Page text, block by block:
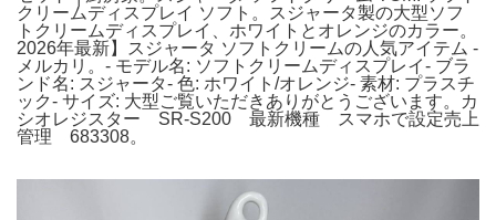
クリームディスプレイ ソフト。スジャータ製の大型ソフ
トクリームディスプレイ、ホワイトとオレンジのカラー。
2026年最新】スジャータ ソフトクリームの人気アイテム -
メルカリ。- モデル名: ソフトクリームディスプレイ- ブラ
ンド名: スジャータ- 色: ホワイト/オレンジ- 素材: プラスチ
ック- サイズ: 大型ご覧いただきありがとうございます。カ
シオレジスター SR-S200 最新機種 スマホで設定売上
管理 683308。